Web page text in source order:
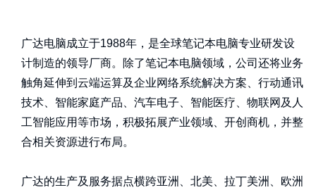
广达电脑成立于1988年，是全球笔记本电脑专业研发设
计制造的领导厂商。除了笔记本电脑领域，公司还将业务
触角延伸到云端运算及企业网络系统解决方案、行动通讯
技术、智能家庭产品、汽车电子、智能医疗、物联网及人
工智能应用等市场，积极拓展产业领域、开创商机，并整
合相关资源进行布局。
广达的生产及服务据点横跨亚洲、北美、拉丁美洲、欧洲